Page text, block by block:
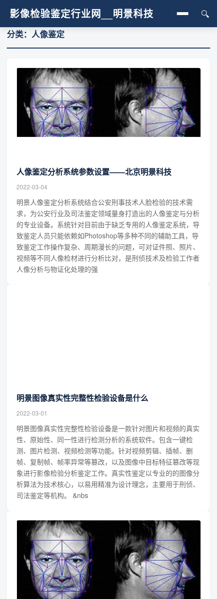
影像检验鉴定行业网__明景科技
首页
人像鉴定
影像真伪鉴定
图像处理
🔍
分类：人像鉴定
人像鉴定分析系统参数设置——北京明景科技
2022-03-04
明景人像鉴定分析系统结合公安刑事技术人脸检验的技术需
求，为公安行业及司法鉴定领域量身打造出的人像鉴定与分析
的专业设备。系统针对目前由于缺乏专用的人像鉴定系统，导
致鉴定人员只能依赖如Photoshop等多种不同的辅助工具，导
致鉴定工作操作复杂、周期漫长的问题，可对证件照、照片、
视频等不同人像检材进行分析比对，是刑侦技术及检验工作者
人像分析与物证化处理的强
明景图像真实性完整性检验设备是什么
2022-03-01
明景图像真实性完整性检验设备是一款针对图片和视频的真实
性、原始性、同一性进行检测分析的系统软件。包含一键检
测、图片检测、视频检测等功能。针对视频剪辑、插帧、删
帧、复制帧、帧率异常等篡改，以及图像中目标特征篡改等现
象进行影像检验分析鉴定工作。真实性鉴定以专业的的图像分
析算法为技术核心，以易用精准为设计理念，主要用于刑侦、
司法鉴定等机构。 &nbs